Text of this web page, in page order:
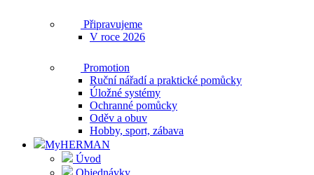
Připravujeme
V roce 2026
Promotion
Ruční nářadí a praktické pomůcky
Úložné systémy
Ochranné pomůcky
Oděv a obuv
Hobby, sport, zábava
MyHERMAN
Úvod
Objednávky